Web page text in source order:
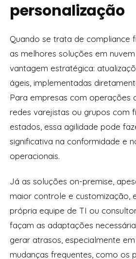
personalização
Quando se trata de compliance
as melhores soluções em
vantagem estratégica:
ágeis, implementadas
Para empresas com operações
redes varejistas ou grupos com
estados, essa agilidade pode
significativa na conformidade e
operacionais.
Já as soluções on-premise,
maior controle e customização,
própria equipe de TI ou
façam as adaptações
gerar atrasos, especialmente
mudanças frequentes, como os